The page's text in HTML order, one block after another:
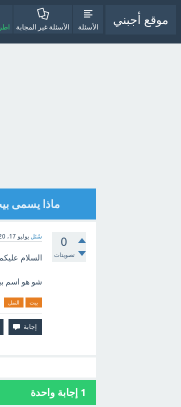
موقع أجبني
الأسئلة الأسئلة غير المجابة
ماذا يسمى
0
تصويتات
سُئل يوليو 17، 2020
السلام عليكم
شو هو اسم
بيت النمل
1 إجابة واحدة